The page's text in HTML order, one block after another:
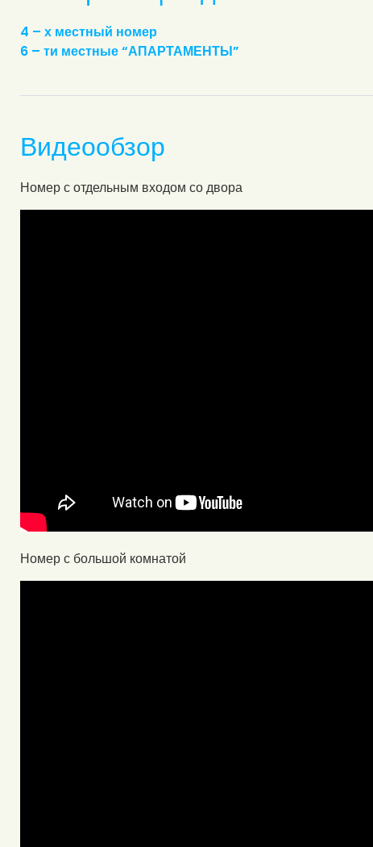
4 – х местный номер
6 – ти местные “АПАРТАМЕНТЫ”
Видеообзор
Номер с отдельным входом со двора
Номер с большой комнатой